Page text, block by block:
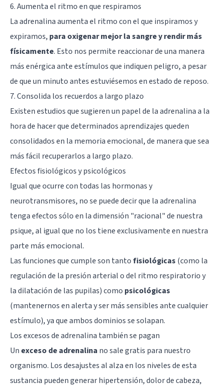
6. Aumenta el ritmo en que respiramos
La adrenalina aumenta el ritmo con el que inspiramos y
expiramos, para oxigenar mejor la sangre y rendir más
físicamente. Esto nos permite reaccionar de una manera
más enérgica ante estímulos que indiquen peligro, a pesar
de que un minuto antes estuviésemos en estado de reposo.
7. Consolida los recuerdos a largo plazo
Existen estudios que sugieren un papel de la adrenalina a la
hora de hacer que determinados aprendizajes queden
consolidados en la memoria emocional, de manera que sea
más fácil recuperarlos a largo plazo.
Efectos fisiológicos y psicológicos
Igual que ocurre con todas las hormonas y
neurotransmisores, no se puede decir que la adrenalina
tenga efectos sólo en la dimensión "racional" de nuestra
psique, al igual que no los tiene exclusivamente en nuestra
parte másemocional.
Las funciones que cumple son tantofisiológicas (como la
regulación de la presión arterial o del ritmo respiratorio y
la dilatación de las pupilas) como psicológicas
(mantenernos en alerta y ser más sensibles ante cualquier
estímulo), ya que ambos dominios se solapan.
Los excesos de adrenalina también se pagan
Un exceso de adrenalina no sale gratis para nuestro
organismo. Los desajustes al alza en los niveles de esta
sustancia pueden generar hipertensión, dolor de cabeza,